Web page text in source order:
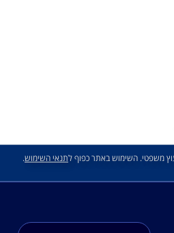
משפטי. השימוש באתר כפוף לתנאי השימוש.